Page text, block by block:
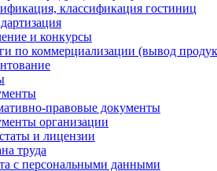
классификация гостиниц
и конкурсы
по коммерциализации (вывод
правовые документы
организации
и лицензии
труда
с персональными данными